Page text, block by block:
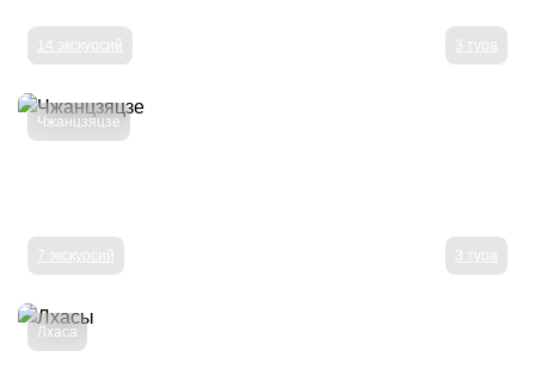
3 тура
14 экскурсий
Чжанцзяцзе
3 тура
7 экскурсий
Лхаса